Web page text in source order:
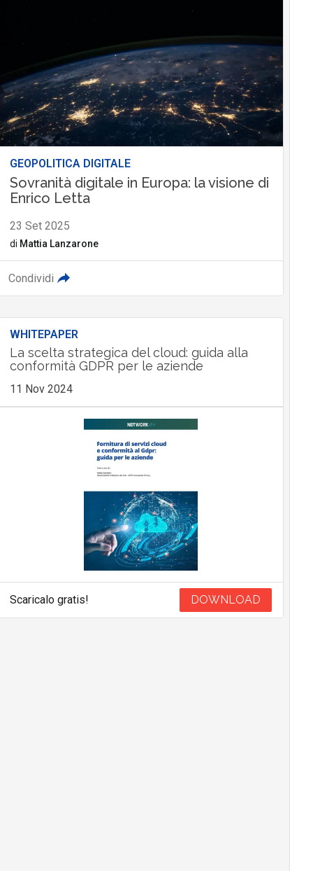
GEOPOLITICA DIGITALE
Sovranità digitale in Europa: la visione di
Enrico Letta
23 Set 2025
di Mattia Lanzarone
Condividi
WHITEPAPER
La scelta strategica del cloud: guida alla
conformità GDPR per le aziende
11 Nov 2024
Scaricalo gratis! DOWNLOAD